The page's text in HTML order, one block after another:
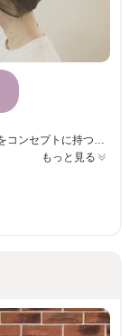
＜リラックス出来るプライベートサロン＞ “自然体”をコンセプトに持つ【hair mameco​​（ヘアーマメコ）】は、ゲストとスタッフがより自然体でいられるよう、落ち着きのある空間を心がけ、丁寧なカウンセリングと、髪と頭皮と体に良い材料だけをこだわって使用し、“理想のデザイン”をカタチにするヘアサロンです。 hair mamecoは、予約制の小さなサロンなので、大型店が苦手な方や周りを気にせずサロンタイムを過ごしたいと言った方におススメです☆ また、余裕を持って予約を取っている為、時間を気にせずゆっくりと髪の悩みや理想のデザインが出来ます。 また、群馬でも数少ないイタリアオーガニックの商材（O-WAY）を取り扱っている為、地肌が弱い方でも安心してお任せください。 人にも地球にもやさしい eco & organic salon hair mamecoにぜひいらしてください。 ☆９月より月、水、金曜日ナイトmameco始めます。夜９時まで営業延長いたします。 土曜日が人気で予約が取りづらい為、延長営業を決めました。 お気軽にご予約ください！
もっと見る